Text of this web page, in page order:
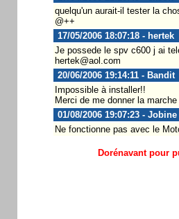
quelqu'un aurait-il tester la
@++
17/05/2006 18:07:18 - hertek
Je possede le spv c600 j ai
hertek@aol.com
20/06/2006 19:14:11 - Bandit
Impossible à installer!!
Merci de me donner la
01/08/2006 19:07:23 - Jobine
Ne fonctionne pas avec le
Dorénavant pour